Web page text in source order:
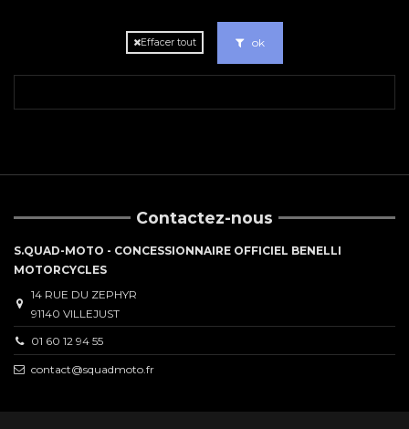
Effacer tout ok
Contactez-nous
S.QUAD-MOTO - CONCESSIONNAIRE OFFICIEL BENELLI
MOTORCYCLES
14 RUE DU ZEPHYR
91140 VILLEJUST
01 60 12 94 55
contact@squadmoto.fr